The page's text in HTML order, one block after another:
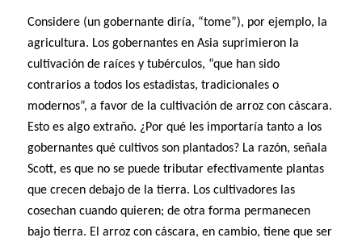
Considere (un gobernante diría, “tome”), por ejemplo, la
agricultura. Los gobernantes en Asia suprimieron la
cultivación de raíces y tubérculos, “que han sido
contrarios a todos los estadistas, tradicionales o
modernos”, a favor de la cultivación de arroz con cáscara.
Esto es algo extraño. ¿Por qué les importaría tanto a los
gobernantes qué cultivos son plantados? La razón, señala
Scott, es que no se puede tributar efectivamente plantas
que crecen debajo de la tierra. Los cultivadores las
cosechan cuando quieren; de otra forma permanecen
bajo tierra. El arroz con cáscara, en cambio, tiene que ser